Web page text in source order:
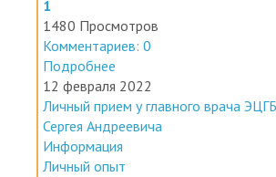
1480 Просмотров
Комментариев: 0
Подробнее
12 февраля 2022
Личный прием у главного врача ЭЦГБ
Сергея Андреевича
Информация
Личный опыт
Мы договорились о встрече с